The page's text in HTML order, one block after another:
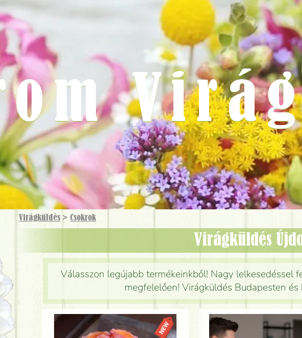
Virágküldés > Csokrok
Virágküldés
Válasszon legújabb termékeinkből! Nagy lelkesedéssel
megfelelően! Virágküldés Budapesten